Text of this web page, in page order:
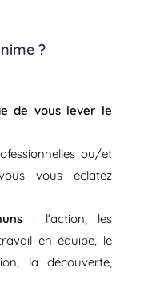
?
de vous lever le
ou/et
vous éclatez
: l’action, les
en équipe, le
la découverte,